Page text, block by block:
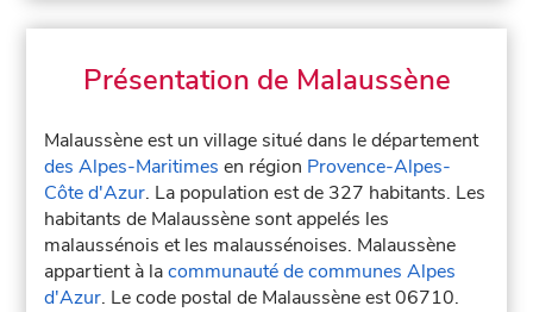
Présentation de Malaussène
Malaussène est un village situé dans le département
des Alpes-Maritimes en région Provence-Alpes-
Côte d'Azur. La population est de 327 habitants. Les
habitants de Malaussène sont appelés les
malaussénois et les malaussénoises. Malaussène
appartient à lacommunauté de communes Alpes
d'Azur. Le code postal de Malaussène est 06710.